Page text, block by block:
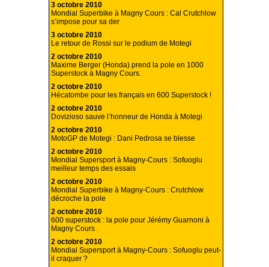
3 octobre 2010
Mondial Superbike à Magny Cours : Cal Crutchlow
s’impose pour sa der
3 octobre 2010
Le retour de Rossi sur le podium de Motegi
2 octobre 2010
Maxime Berger (Honda) prend la pole en 1000
Superstock à Magny Cours.
2 octobre 2010
Hécatombe pour les français en 600 Superstock !
2 octobre 2010
Dovizioso sauve l’honneur de Honda à Motegi
2 octobre 2010
MotoGP de Motegi : Dani Pedrosa se blesse
2 octobre 2010
Mondial Supersport à Magny-Cours : Sofuoglu
meilleur temps des essais
2 octobre 2010
Mondial Superbike à Magny-Cours : Crutchlow
décroche la pole
2 octobre 2010
600 superstock : la pole pour Jérémy Guarnoni à
Magny Cours .
2 octobre 2010
Mondial Supersport à Magny-Cours : Sofuoglu peut-
il craquer ?